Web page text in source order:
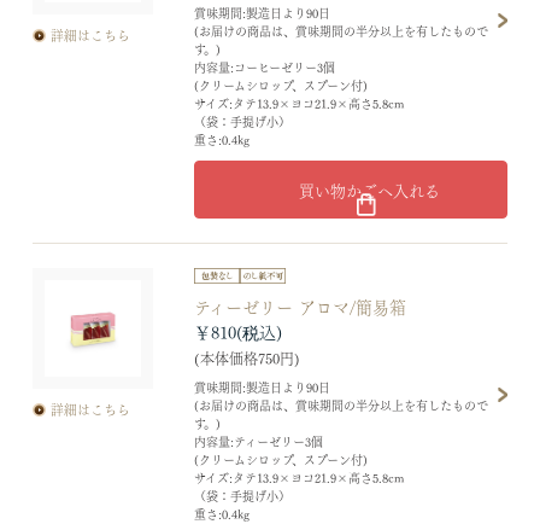
詳細はこちら
賞味期間:製造日より90日
(お届けの商品は、賞味期間の半分以上を有したもので
す。)
内容量:コーヒーゼリー3個
(クリームシロップ、スプーン付)
サイズ:タテ13.9×ヨコ21.9×高さ5.8cm
（袋：手提げ小）
重さ:0.4kg
買い物かごへ入れる
詳細はこちら
ティーゼリー アロマ/簡易箱
賞味期間:製造日より90日
(お届けの商品は、賞味期間の半分以上を有したもので
す。)
内容量:ティーゼリー3個
(クリームシロップ、スプーン付)
サイズ:タテ13.9×ヨコ21.9×高さ5.8cm
（袋：手提げ小）
重さ:0.4kg
￥810
(本体価格750円)